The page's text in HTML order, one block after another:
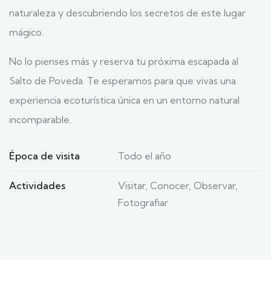
naturaleza y descubriendo los secretos de este lugar
mágico.
No lo pienses más y reserva tu próxima escapada al
Salto de Poveda. Te esperamos para que vivas una
experiencia ecoturística única en un entorno natural
incomparable.
Época de visita Todo el año
Actividades
Visitar, Conocer, Observar,
Fotografiar